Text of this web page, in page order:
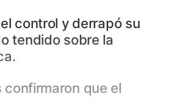
control y derrapó su
tendido sobre la
confirmaron que el